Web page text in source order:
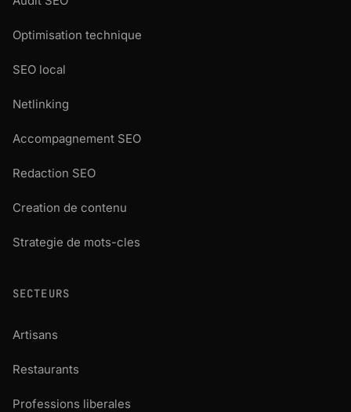
Optimisation technique
SEO local
Netlinking
Accompagnement SEO
Redaction SEO
Creation de contenu
Strategie de mots-cles
SECTEURS
Artisans
Restaurants
Professions liberales